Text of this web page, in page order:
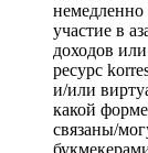
немедленно
участие в
доходов
ресурс
и/или
какой
связаны/